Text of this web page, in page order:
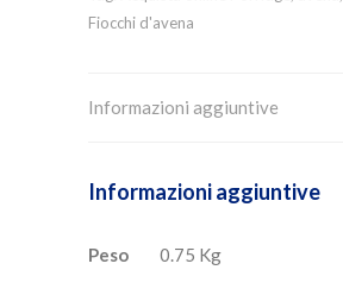
Fiocchi d'avena
Informazioni aggiuntive
Informazioni aggiuntive
Peso 0.75 Kg